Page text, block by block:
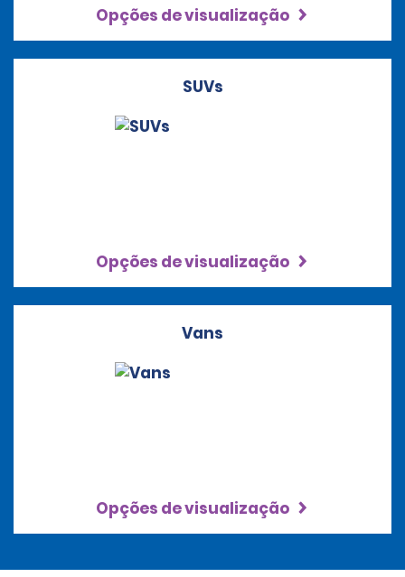
Opções de visualização
SUVs
Opções de visualização
Vans
Opções de visualização